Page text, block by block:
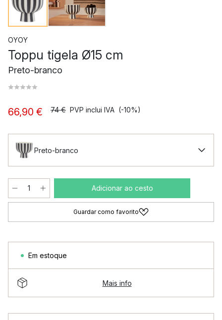
OYOY
Toppu tigela Ø15 cm
Preto-branco
66,90 € 74 € PVP inclui IVA (-10%)
Preto-branco
Adicionar ao cesto
Guardar como favorito
Em estoque
Mais info